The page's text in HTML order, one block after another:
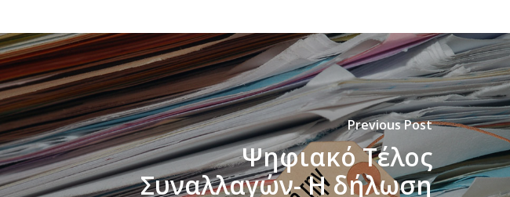
Previous Post
Ψηφιακό Τέλος
Συναλλαγών- Η δήλωση